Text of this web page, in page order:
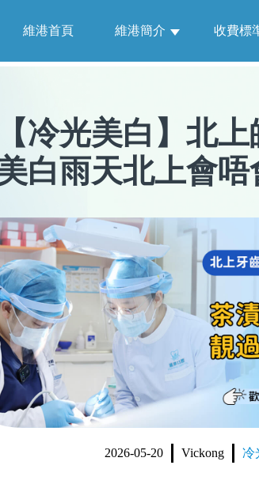
維港首頁 維港簡介 收費標
【冷光美白 】 北上
白雨天北上會唔
2026-05-20 Vickong 冷